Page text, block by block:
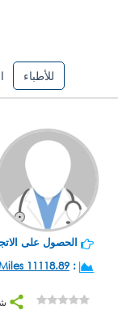
للأطباء
الحصول على
:
11118.89 Miles